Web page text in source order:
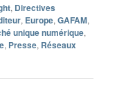
, Directives
, Europe,GAFAM,
unique numérique,
, Presse, Réseaux